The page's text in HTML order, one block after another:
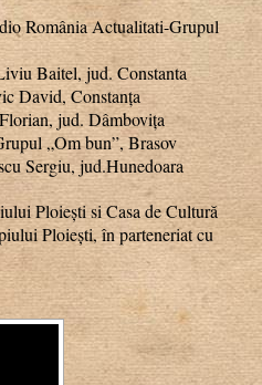
România Actualitati-Grupul
Baitel, jud. Constanta
David, Constanța
jud. Dâmbovița
„Om bun”, Brasov
Sergiu, jud.Hunedoara
Ploiești si Casa de Cultură
Ploiești, în parteneriat cu